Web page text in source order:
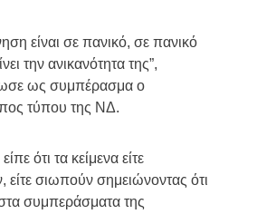
είναι σε πανικό, σε πανικό
την ανικανότητα της”,
ως συμπέρασμα ο
τύπου της ΝΔ.
ότι τα κείμενα είτε
είτε σιωπούν σημειώνοντας ότι
συμπεράσματα της